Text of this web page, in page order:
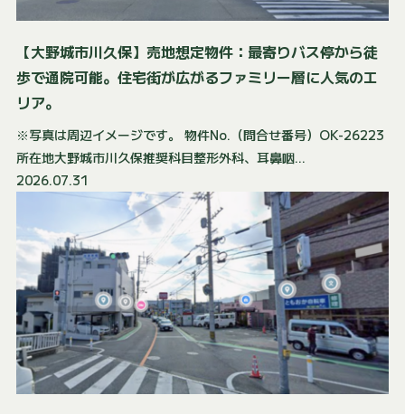
【大野城市川久保】売地想定物件：最寄りバス停から徒
歩で通院可能。住宅街が広がるファミリー層に人気のエ
リア。
※写真は周辺イメージです。 物件No.（問合せ番号）OK-26223
所在地大野城市川久保推奨科目整形外科、耳鼻咽...
2026.07.31